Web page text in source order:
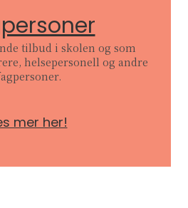
tilbud i skolen og som
helsepersonell og andre
mer her!